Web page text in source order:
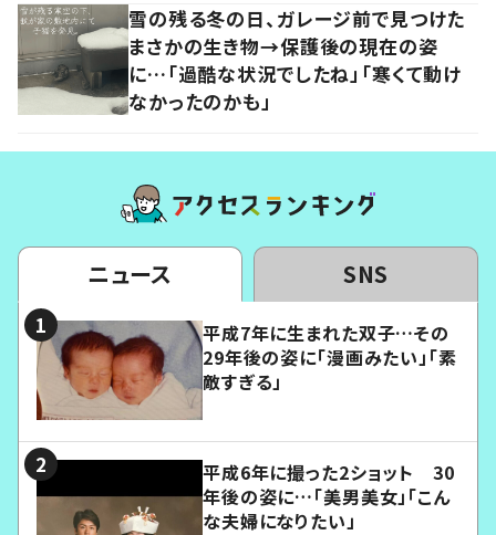
雪の残る冬の日、ガレージ前で見つけた
まさかの生き物→保護後の現在の姿
に…「過酷な状況でしたね」「寒くて動け
なかったのかも」
ニュース SNS
平成7年に生まれた双子…その
29年後の姿に「漫画みたい」「素
敵すぎる」
平成6年に撮った2ショット 30
年後の姿に…「美男美女」「こん
な夫婦になりたい」